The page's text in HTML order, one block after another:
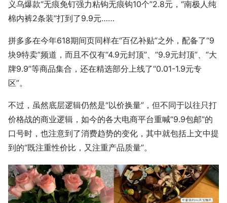
义乌爆款“无痕免钉强力粘钩无痕钩10个”2.8元，“南极人纯
棉内裤2条装”打到了9.9元……
拼多多在今年618期间页同样在“百亿补贴”之外，配备了“9
块9特卖”频道，而且不仅有“4.9元封顶”、“9.9元封顶”、“大
牌9.9”等商品集合，还在精选部分上线了“0.01-1.9元专
区”。
不过，虽然底层逻辑仍然是“以价换量”，但不同于以往只打
价格战的商业逻辑，如今的各大电商平台重喊“9.9包邮”的
口号时，也注意到了消费趋势的变化，其中就包括上文中提
到的“既注重性价比，又注重产品质量”。